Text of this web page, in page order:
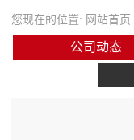
您现在的位置: 网站首页
公司动态